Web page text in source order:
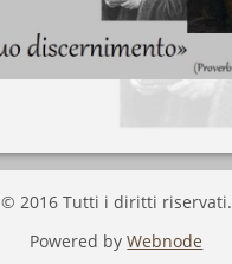
© 2016 Tutti i diritti riservati.
Powered byWebnode